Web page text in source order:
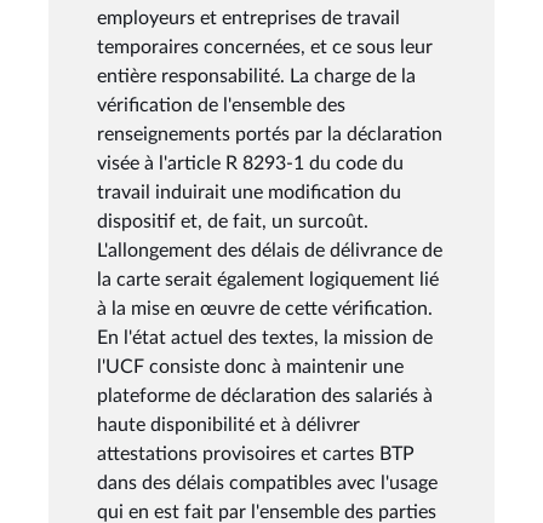
employeurs et entreprises de travail
temporaires concernées, et ce sous leur
entière responsabilité. La charge de la
vérification de l'ensemble des
renseignements portés par la déclaration
visée à l'article R 8293-1 du code du
travail induirait une modification du
dispositif et, de fait, un surcoût.
L'allongement des délais de délivrance de
la carte serait également logiquement lié
à la mise en œuvre de cette vérification.
En l'état actuel des textes, la mission de
l'UCF consiste donc à maintenir une
plateforme de déclaration des salariés à
haute disponibilité et à délivrer
attestations provisoires et cartes BTP
dans des délais compatibles avec l'usage
qui en est fait par l'ensemble des parties